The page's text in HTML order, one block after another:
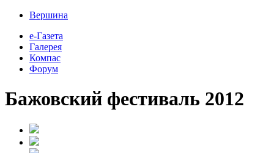
Вершина
е-Газета
Галерея
Компас
Форум
Бажовский фестиваль 2012